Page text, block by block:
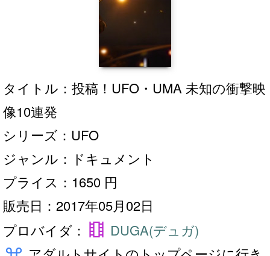
タイトル：投稿！UFO・UMA 未知の衝撃映
像10連発
シリーズ：UFO
ジャンル：ドキュメント
プライス：1650 円
販売日：2017年05月02日
プロバイダ： theaters DUGA(デュガ)